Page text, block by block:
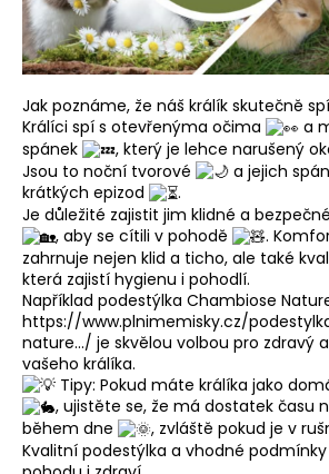
Jak poznáme, že náš králík skutečně
Králíci spí s otevřenýma očima
a
spánek
, který je lehce narušený
Jsou to noční tvorové
a jejich
krátkých epizod
.
Je důležité zajistit jim klidné a
, aby se cítili v pohodě
.
zahrnuje nejen klid a ticho, ale také
která zajistí hygienu i pohodlí.
Například podestýlka Chambiose
https://www.plnimemisky.cz/
nature.../ je skvělou volbou pro zdravý
vašeho králíka.
Tipy: Pokud máte králíka jako
, ujistěte se, že má dostatek času
během dne
, zvláště pokud je v
Kvalitní podestýlka a vhodné
a
j
í
t
?
HLEDAT
D
o
p
o
r